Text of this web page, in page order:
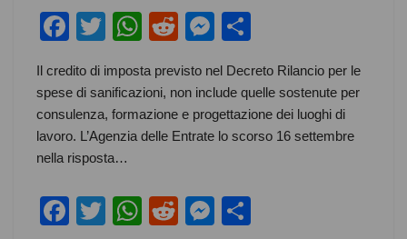
F
c
e
b
o
o
k
T
tt
er
W
at
s
A
p
R
d
di
t
M
ss
e
n
er
ar
e
Il credito di imposta previsto nel Decreto Rilancio per le
spese di sanificazioni, non include quelle sostenute per
consulenza, formazione e progettazione dei luoghi di
lavoro. L’Agenzia delle Entrate lo scorso 16 settembre
nella risposta…
F
T
W
R
M